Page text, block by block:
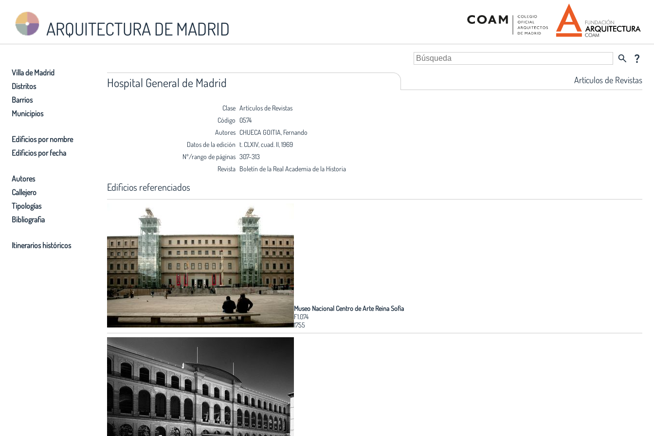
ARQUITECTURA DE MADRID
Villa de Madrid
Distritos
Barrios
Municipios
Edificios por nombre
Edificios por fecha
Autores
Callejero
Tipologías
Bibliografia
Itinerarios históricos
search question_mark
Hospital General de Madrid Artículos de Revistas
Clase Artículos de Revistas
Código 0574
Autores CHUECA GOITIA, Fernando
Datos de la edición t. CLXIV, cuad. II, 1969
Nº/rango de páginas 307-313
Revista Boletín de la Real Academia de la Historia
Edificios referenciados
Museo Nacional Centro de Arte Reina Sofía
F1.074
1755